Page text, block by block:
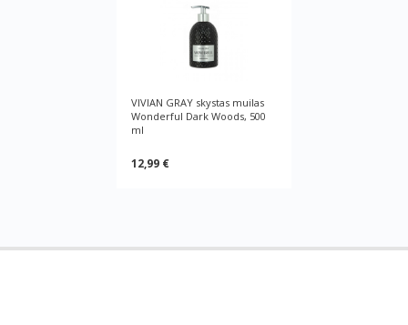
VIVIAN GRAY skystas muilas
Wonderful Dark Woods, 500
ml
12,99 €